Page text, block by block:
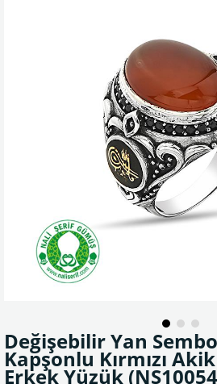
Değişebilir Yan
Kapşonlu Kırmızı
Erkek Yüzük